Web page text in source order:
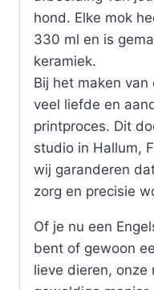
hond. Elke mok
330 ml en is
keramiek.
Bij het maken
veel liefde en
printproces. Dit
studio in Hallum,
wij garanderen
zorg en precisie
Of je nu een
bent of gewoon
lieve dieren, onze